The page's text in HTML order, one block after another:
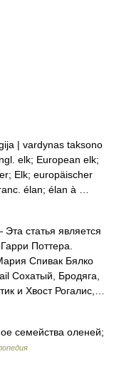
| vardynas taksono
elk; European elk;
Elk; europäischer
élan; élan à …
статья является
Поттера.
Спивак Бялко
Сохатый, Бродяга,
и Хвост Рогалис,…
оленей;